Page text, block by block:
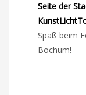
Seite der
Spaß beim
Bochum!